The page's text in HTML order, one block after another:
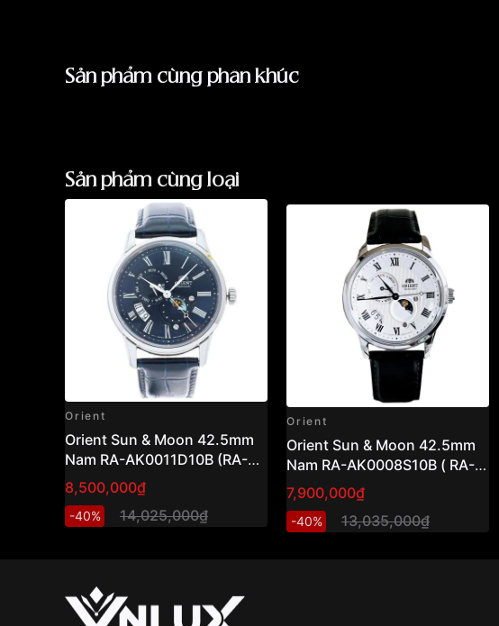
Sản phẩm cùng phân khúc
Sản phẩm cùng loại
Orient
Orient Sun & Moon 42.5mm
Nam RA-AK0011D10B (RA-
AK0011D30B)
8,500,000₫
-40% 14,025,000₫
Orient
Orient Sun & Moon 42.5mm
Nam RA-AK0008S10B ( RA-
AK0008S30B )
7,900,000₫
-40% 13,035,000₫